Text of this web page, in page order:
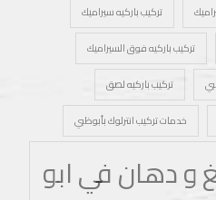
تركيب باركيه سيراميك
تركيب باركيه فوق السيراميك
تركيب باركيه لصق
خدمات تركيب انترلوك بأبوظبي
و دهان في ابو